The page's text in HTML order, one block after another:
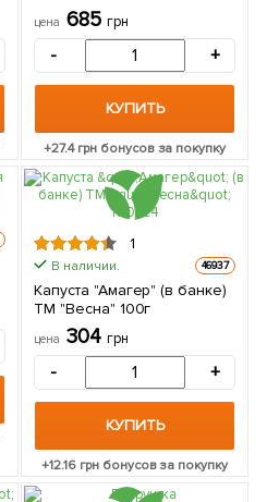
цена 685 грн
- +
КУПИТЬ
+27.4грн бонусов за покупку
1
В наличии. 46937
Капуста "Амагер" (в банке)
ТМ "Весна" 100г
цена 304 грн
- +
КУПИТЬ
+12.16грн бонусов за покупку